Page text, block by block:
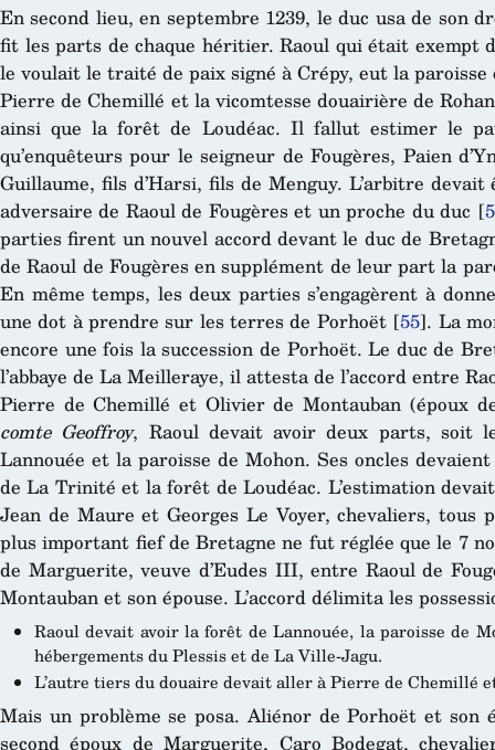
En second lieu, en septembre 1239, le duc usa de
fit les parts de chaque héritier. Raoul qui était
le voulait le traité de paix signé à Crépy, eut la
Pierre de Chemillé et la vicomtesse douairière de
ainsi que la forêt de Loudéac. Il fallut estimer le
qu’enquêteurs pour le seigneur de Fougères, Paien
Guillaume, fils d’Harsi, fils de Menguy. L’arbitre
adversaire de Raoul de Fougères et un proche du duc [
parties firent un nouvel accord devant le duc de
de Raoul de Fougères en supplément de leur part la
En même temps, les deux parties s’engagèrent à
une dot à prendre sur les terres de Porhoët[55]. La
encore une fois la succession de Porhoët. Le duc de
l’abbaye de La Meilleraye, il attesta de l’accord entre
Pierre de Chemillé et Olivier de Montauban (époux
comte Geoffroy, Raoul devait avoir deux parts, soit
Lannouée et la paroisse de Mohon. Ses oncles
de La Trinité et la forêt de Loudéac. L’estimation
Jean de Maure et Georges Le Voyer, chevaliers, tous
plus important fief de Bretagne ne fut réglée que le 7
de Marguerite, veuve d’Eudes III, entre Raoul de
Montauban et son épouse. L’accord délimita les
Raoul devait avoir la forêt de Lannouée, la paroisse de
hébergements du Plessis et de La Ville-Jagu.
L’autre tiers du douaire devait aller à Pierre de Chemillé
Mais un problème se posa. Aliénor de Porhoët et son
second époux de Marguerite, Caro Bodegat,